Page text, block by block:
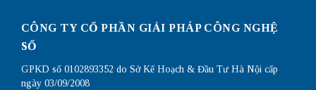
CÔNG TY CỔ PHẦN GIẢI PHÁP CÔNG NGHỆ
SỐ
GPKD số 0102893352 do Sở Kế Hoạch & Đầu Tư Hà Nội cấp
ngày 03/09/2008